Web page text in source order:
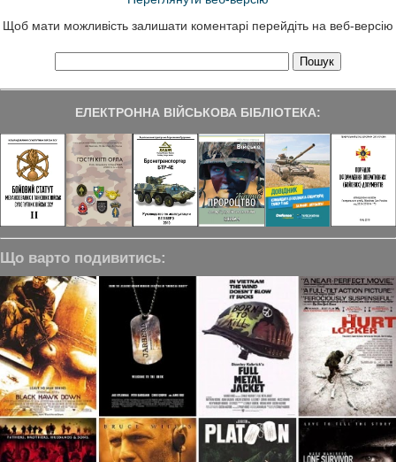
Щоб мати можливість залишати коментарі перейдіть на веб-версію
ЕЛЕКТРОННА ВІЙСЬКОВА БІБЛІОТЕКА:
Що варто подивитись: